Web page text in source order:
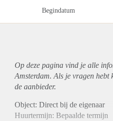
Begindatum
Op deze pagina vind je alle
Amsterdam. Als je vragen hebt
de aanbieder.
Object: Direct bij de eigenaar
Huurtermijn: Bepaalde termijn